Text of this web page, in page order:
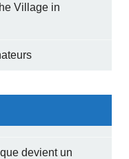
Village in
devient un